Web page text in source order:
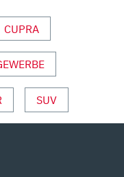
CUPRA
SUV